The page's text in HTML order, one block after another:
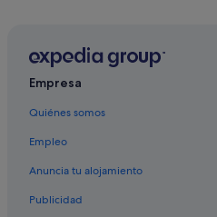
Hoteles de 4 estrellas en Costa Adeje
Hoteles de 3 estrellas en San Eugenio
Meeting Point hoteles en Costa Adeje
Hoteles de 5 estrellas en Costa Adeje
Empresa
Quiénes somos
Empleo
Anuncia tu alojamiento
Publicidad